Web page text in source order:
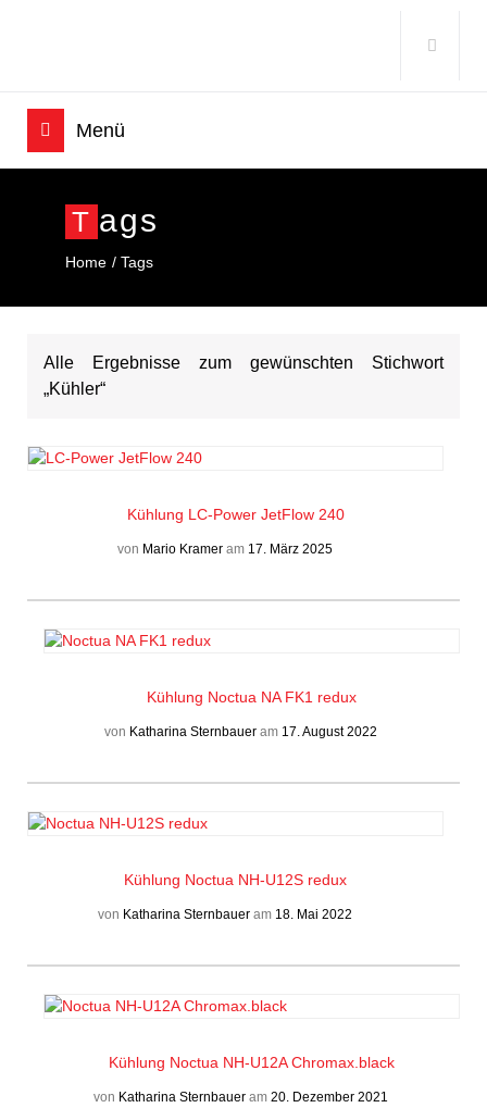
T Ags
Home Tags
Alle Ergebnisse zum gewünschten Stichwort
„Kühler“
Kühlung LC-Power JetFlow 240
von Mario Krameram 17. März 2025
Kühlung Noctua NA FK1 redux
von Katharina Sternbauer am 17. August 2022
Kühlung Noctua NH-U12S redux
von Katharina Sternbaueram 18. Mai 2022
Kühlung Noctua NH-U12A Chromax.black
von Katharina Sternbauer am 20. Dezember 2021